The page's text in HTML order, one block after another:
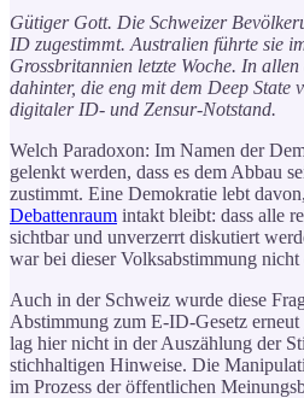
Gütiger Gott. Die Schweizer
ID zugestimmt. Australien führte sie
Grossbritannien letzte Woche. In
dahinter, die eng mit dem Deep State
digitaler ID- und Zensur-Notstand.
Welch Paradoxon: Im Namen der
gelenkt werden, dass es dem Abbau
zustimmt. Eine Demokratie lebt
Debattenraum intakt bleibt: dass alle
sichtbar und unverzerrt diskutiert
war bei dieser Volksabstimmung nicht
Auch in der Schweiz wurde diese
Abstimmung zum E-ID-Gesetz
lag hier nicht in der Auszählung der
stichhaltigen Hinweise. Die
im Prozess der öffentlichen